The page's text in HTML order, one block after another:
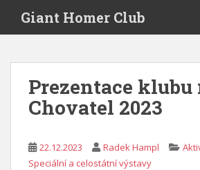
i
Giant Homer Club
Prezentace klubu
Chovatel 2023
22.12.2023 Radek Hampl
Speciální a celostátní výstavy